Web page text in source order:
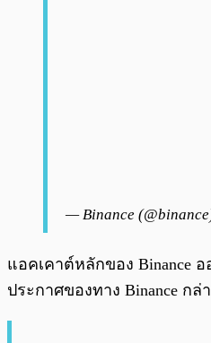
— Binance
แอคเคาต์หลักของ Binance
ประกาศของทาง Binance กล่